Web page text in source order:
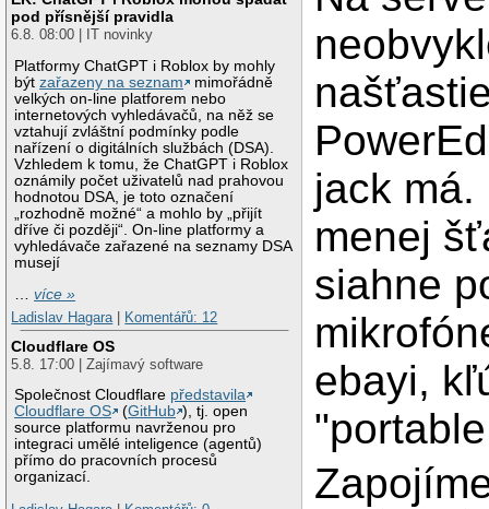
pod přísnější pravidla
6.8. 08:00 | IT novinky
Platformy ChatGPT i Roblox by mohly
býtzařazeny na seznam
mimořádně
velkých on-line platforem nebo
internetových vyhledávačů, na něž se
vztahují zvláštní podmínky podle
nařízení o digitálních službách (DSA).
Vzhledem k tomu, že ChatGPT i Roblox
oznámily počet uživatelů nad prahovou
hodnotou DSA, je toto označení
„rozhodně možné“ a mohlo by „přijít
dříve či později“. On-line platformy a
vyhledávače zařazené na seznamy DSA
musejí
…více »
Ladislav Hagara| Komentářů: 12
Cloudflare OS
5.8. 17:00 | Zajímavý software
Společnost Cloudflare představila
Cloudflare OS
(GitHub ), tj. open
source platformu navrženou pro
integraci umělé inteligence (agentů)
přímo do pracovních procesů
organizací.
jack má.
menej
siahne
ebayi,